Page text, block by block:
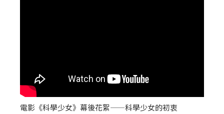
電影《科學少女》幕後花絮——科學少女的初衷